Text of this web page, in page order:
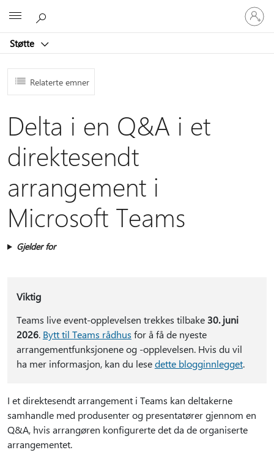
Støtte
Logg
på
kontoen
Relaterte emner
Delta i en Q&A i et
direktesendt
arrangement i
Microsoft Teams
Gjelder for
Viktig
Teams live event-opplevelsen trekkes tilbake 30. juni
2026. Bytt til Teams rådhus for å få de nyeste
arrangementfunksjonene og -opplevelsen. Hvis du vil
ha mer informasjon, kan du lesedette blogginnlegget.
I et direktesendt arrangement i Teams kan deltakerne
samhandle med produsenter og presentatører gjennom en
Q&A, hvis arrangøren konfigurerte det da de organiserte
arrangementet.